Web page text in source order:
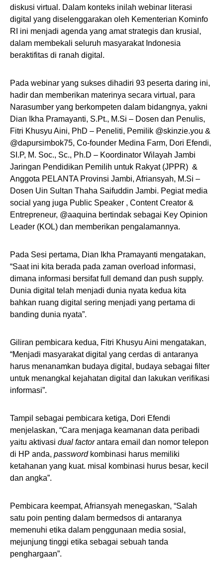
diskusi virtual. Dalam konteks inilah webinar literasi
digital yang diselenggarakan oleh Kementerian Kominfo
RI ini menjadi agenda yang amat strategis dan krusial,
dalam membekali seluruh masyarakat Indonesia
beraktifitas di ranah digital.
Pada webinar yang sukses dihadiri 93 peserta daring ini,
hadir dan memberikan materinya secara virtual, para
Narasumber yang berkompeten dalam bidangnya, yakni
Dian Ikha Pramayanti, S.Pt., M.Si – Dosen dan Penulis,
Fitri Khusyu Aini, PhD – Peneliti, Pemilik @skinzie.you &
@dapursimbok75, Co-founder Medina Farm, Dori Efendi,
SI.P, M. Soc., Sc., Ph.D – Koordinator Wilayah Jambi
Jaringan Pendidikan Pemilih untuk Rakyat (JPPR) &
Anggota PELANTA Provinsi Jambi, Afriansyah, M.Si –
Dosen Uin Sultan Thaha Saifuddin Jambi. Pegiat media
social yang juga Public Speaker , Content Creator &
Entrepreneur, @aaquina bertindak sebagai Key Opinion
Leader (KOL) dan memberikan pengalamannya.
Pada Sesi pertama, Dian Ikha Pramayanti mengatakan,
“Saat ini kita berada pada zaman overload informasi,
dimana informasi bersifat full demand dan push supply.
Dunia digital telah menjadi dunia nyata kedua kita
bahkan ruang digital sering menjadi yang pertama di
banding dunia nyata”.
Giliran pembicara kedua, Fitri Khusyu Aini mengatakan,
“Menjadi masyarakat digital yang cerdas di antaranya
harus menanamkan budaya digital, budaya sebagai filter
untuk menangkal kejahatan digital dan lakukan verifikasi
informasi”.
Tampil sebagai pembicara ketiga, Dori Efendi
menjelaskan, “Cara menjaga keamanan data peribadi
yaitu aktivasi dual factorantara email dan nomor telepon
di HP anda, passwordkombinasi harus memiliki
ketahanan yang kuat. misal kombinasi hurus besar, kecil
dan angka”.
Pembicara keempat, Afriansyah menegaskan, “Salah
satu poin penting dalam bermedsos di antaranya
memenuhi etika dalam penggunaan media sosial,
mejunjung tinggi etika sebagai sebuah tanda
penghargaan”.